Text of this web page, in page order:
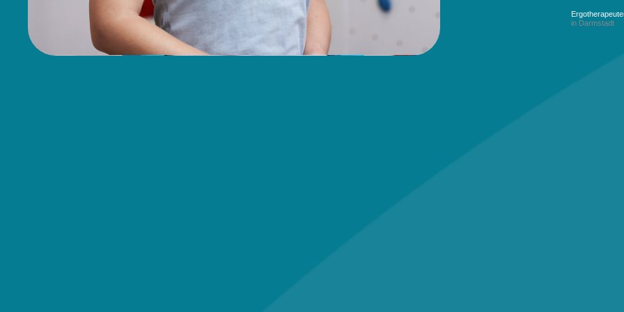
in Darmstadt